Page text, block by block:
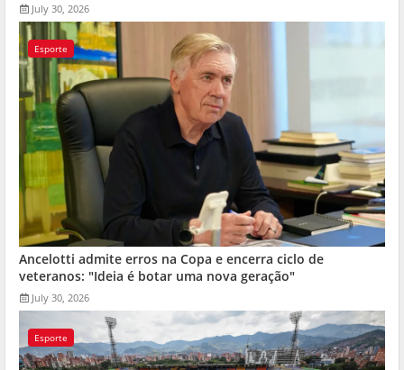
July 30, 2026
Esporte
Ancelotti admite erros na Copa e encerra ciclo de
veteranos: "Ideia é botar uma nova geração"
July 30, 2026
Esporte